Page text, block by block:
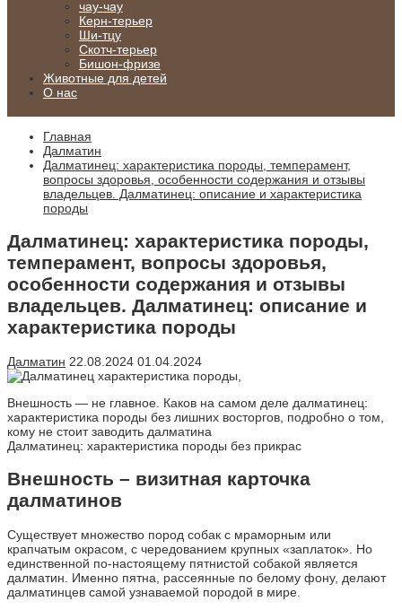
чау-чау
Керн-терьер
Ши-тцу
Скотч-терьер
Бишон-фризе
Животные для детей
О нас
Главная
Далматин
Далматинец: характеристика породы, темперамент,
вопросы здоровья, особенности содержания и отзывы
владельцев. Далматинец: описание и характеристика
породы
Далматинец: характеристика породы,
темперамент, вопросы здоровья,
особенности содержания и отзывы
владельцев. Далматинец: описание и
характеристика породы
Далматин 22.08.2024 01.04.2024
Внешность — не главное. Каков на самом деле далматинец:
характеристика породы без лишних восторгов, подробно о том,
кому не стоит заводить далматина
Далматинец: характеристика породы без прикрас
Внешность – визитная карточка
далматинов
Существует множество пород собак с мраморным или
крапчатым окрасом, с чередованием крупных «заплаток». Но
единственной по-настоящему пятнистой собакой является
далматин. Именно пятна, рассеянные по белому фону, делают
далматинцев самой узнаваемой породой в мире.